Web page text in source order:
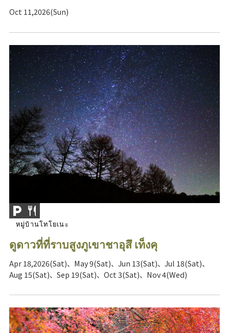
Oct 11,2026(Sun)
หมู่บ้านโทโยเนะ
ดูดาวที่ที่ราบสูงภูเขาชาอุสึ เท็งคุ
Apr 18,2026(Sat)、May 9(Sat)、Jun 13(Sat)、Jul 18(Sat)、
Aug 15(Sat)、Sep 19(Sat)、Oct 3(Sat)、Nov 4(Wed)